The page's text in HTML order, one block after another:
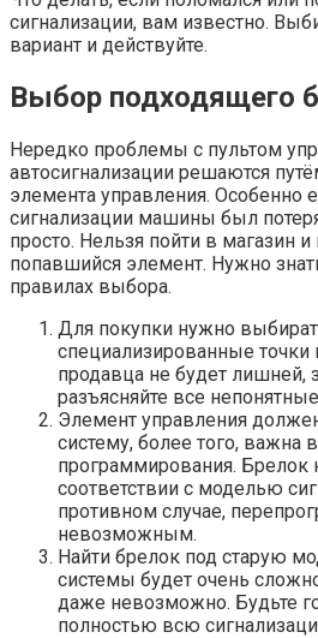
сигнализации, вам известно.
вариант и действуйте.
Выбор подходящего
Нередко проблемы с пультом
автосигнализации решаются
элемента управления. Особенно
сигнализации машины был
просто. Нельзя пойти в магазин
попавшийся элемент. Нужно
правилах выбора.
Для покупки нужно
специализированные точки
продавца не будет лишней,
разъясняйте все
Элемент управления
систему, более того, важна
программирования.
соответствии с моделью
противном случае,
невозможным.
Найти брелок под старую
системы будет очень
даже невозможно. Будьте
полностью всю